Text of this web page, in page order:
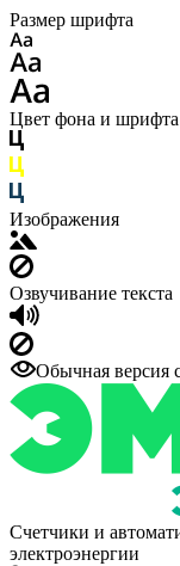
Размер шрифта
Цвет фона и шрифта
Изображения
Озвучивание текста
Обычная версия
Счетчики и
электроэнергии